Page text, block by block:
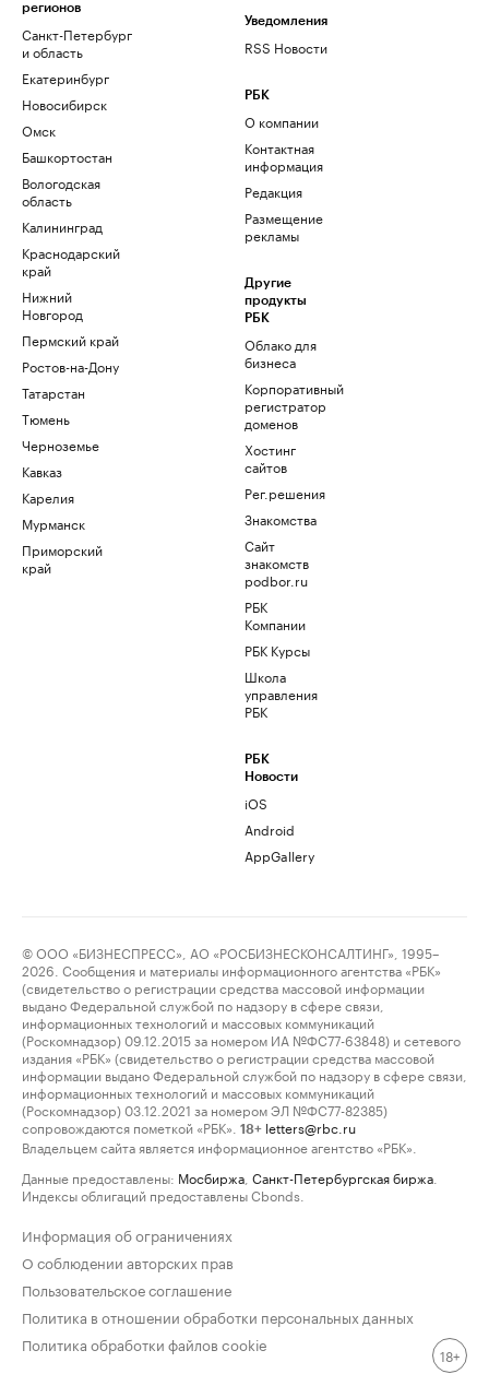
регионов
Санкт-Петербург
и область
Екатеринбург
Новосибирск
Омск
Башкортостан
Вологодская
область
Калининград
Краснодарский
край
Нижний
Новгород
Пермский край
Ростов-на-Дону
Татарстан
Тюмень
Черноземье
Кавказ
Карелия
Мурманск
Приморский
край
Уведомления
RSS Новости
РБК
О компании
Контактная
информация
Редакция
Размещение
рекламы
Другие
продукты
РБК
Облако для
бизнеса
Корпоративный
регистратор
доменов
Хостинг
сайтов
Рег.решения
Знакомства
Сайт
знакомств
podbor.ru
РБК
Компании
РБК Курсы
Школа
управления
РБК
РБК
Новости
iOS
Android
AppGallery
© ООО «БИЗНЕСПРЕСС», АО «РОСБИЗНЕСКОНСАЛТИНГ», 1995–
2026. Сообщения и материалы информационного агентства «РБК»
(свидетельство о регистрации средства массовой информации
выдано Федеральной службой по надзору в сфере связи,
информационных технологий и массовых коммуникаций
(Роскомнадзор) 09.12.2015 за номером ИА №ФС77-63848) и сетевого
издания «РБК» (свидетельство о регистрации средства массовой
информации выдано Федеральной службой по надзору в сфере связи,
информационных технологий и массовых коммуникаций
(Роскомнадзор) 03.12.2021 за номером ЭЛ №ФС77-82385)
сопровождаются пометкой «РБК».
18+ letters@rbc.ru
Владельцем сайта является информационное агентство «РБК».
Данные предоставлены: Мосбиржа Санкт-Петербургская биржа
Индексы облигаций предоставлены Cbonds.
Информация об ограничениях
О соблюдении авторских прав
Пользовательское соглашение
Политика в отношении обработки персональных данных
Политика обработки файлов cookie
18+